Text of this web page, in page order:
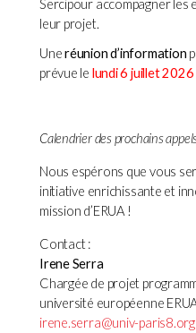
Sercipour accompagner les
leur projet.
Uneréunion d’information
prévue le lundi 6 juillet 2026
Calendrier des prochains
Nous espérons que vous
initiative enrichissante et
mission d’ERUA !
Contact :
Irene Serra
Chargée de projet
université européenne
irene.serra@univ-paris8.org